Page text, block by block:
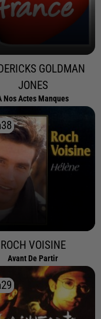
GOLDMAN
JONES
Nos Actes Manques
ROCH VOISINE
Avant De Partir